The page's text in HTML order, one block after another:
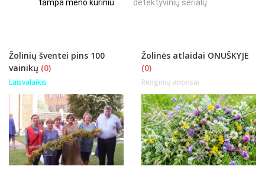
tampa meno kūriniu
detektyvinių serialų
Žolinių šventei pins 100
vainikų (0)
Laisvalaikis
Žolinės atlaidai ONUŠKYJE
(0)
Renginių anonsai